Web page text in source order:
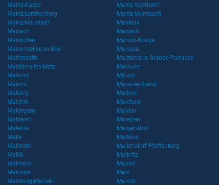
Mainz-Kastel
Mainz-Kostheim
Mainz-Lerchenberg
Mainz-Mombach
Mainz-Neustadt
Mairieux
Maisach
Maisach
Maishofen
Maison-Rouge
Maisoncelles-en-Brie
Maissau
Maitenbeth
Maizières-la-Grande-Paroisse
Maizières-lès-Metz
Makkum
Malacky
Mâlain
Malans
Malay-le-Grand
Malberg
Malbun
Malchin
Malchow
Maldegem
Malden
Malderen
Maleizen
Malente
Malgersdorf
Malle
Malleloy
Mallentin
Mallersdorf-Pfaffenberg
Malliß
Mallnitz
Malmedy
Malmö
Malonne
Mals
Malsburg-Marzell
Malsch